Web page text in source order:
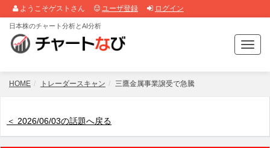
ようこそゲストさん ユーザ登録 ログイン
T
o
g
日本株のチャート分析とAI分析
HOME トレーダースキャン 三鷹金属事業譲受で急騰
＜ 2026/06/03の話題へ戻る